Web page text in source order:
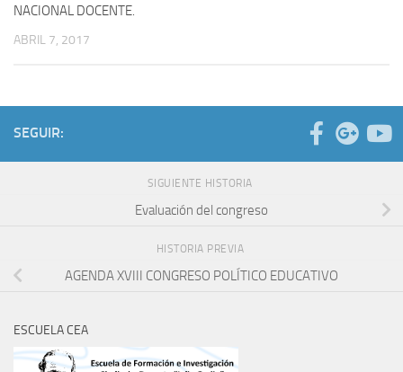
NACIONAL DOCENTE.
ABRIL 7, 2017
SEGUIR:
SIGUIENTE HISTORIA
Evaluación del congreso
HISTORIA PREVIA
AGENDA XVIII CONGRESO POLÍTICO EDUCATIVO
ESCUELA CEA